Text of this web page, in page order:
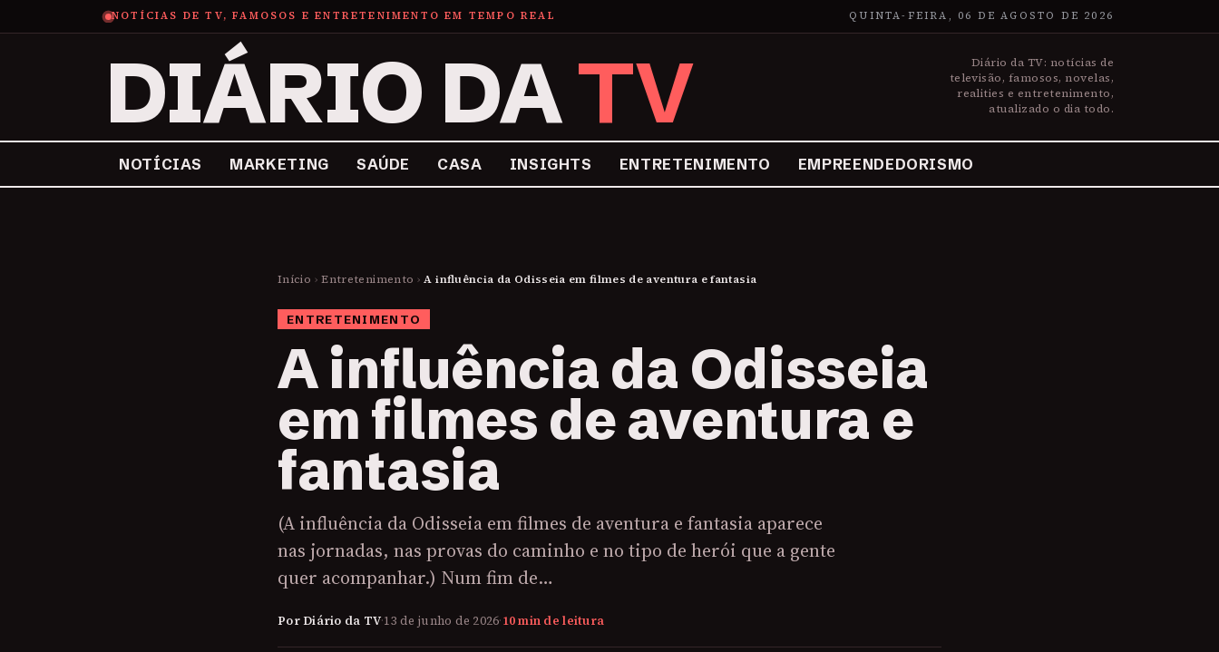
NOTÍCIAS DE TV, FAMOSOS E ENTRETENIMENTO EM TEMPO REAL QUINTA-FEIRA, 06 DE AGOSTO DE 2026
DIÁRIO DATV
Diário da TV: notícias de
televisão, famosos, novelas,
realities e entretenimento,
atualizado o dia todo.
NOTÍCIAS MARKETING SAÚDE CASA INSIGHTS ENTRETENIMENTO EMPREENDEDORISMO
Início › Entretenimento › A influência da Odisseia em filmes de aventura e fantasia
ENTRETENIMENTO
A influência da Odisseia
em filmes de aventura e
fantasia
(A influência da Odisseia em filmes de aventura e fantasia aparece
nas jornadas, nas provas do caminho e no tipo de herói que a gente
quer acompanhar.) Num fim de…
Por Diário da TV·13 de junho de 2026·10 min de leitura